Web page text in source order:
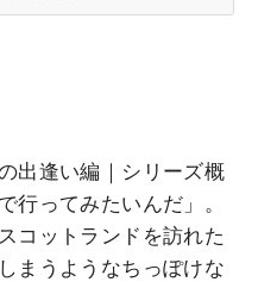
出逢い編｜シリーズ概
行ってみたいんだ」。
コットランドを訪れた
まうようなちっぽけな